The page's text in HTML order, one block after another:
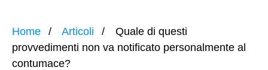
Home Articoli
Quale di questi
provvedimenti non va notificato personalmente al
contumace?